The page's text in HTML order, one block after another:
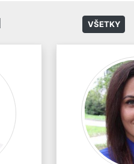
VŠETKY